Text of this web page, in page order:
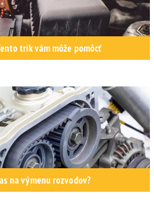
trik vám môže pomôcť
na výmenu rozvodov?